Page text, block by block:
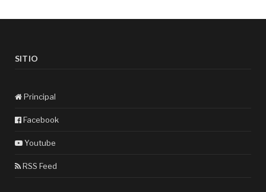
SITIO
Principal
Facebook
Youtube
RSS Feed